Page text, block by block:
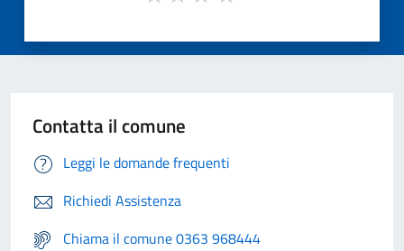
Contatta il comune
Leggi le domande frequenti
Richiedi Assistenza
Chiama il comune 0363 968444